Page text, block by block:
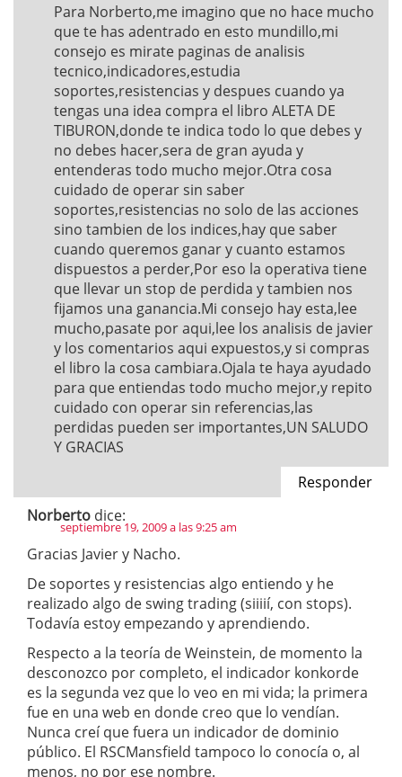
Para Norberto,me imagino que no hace mucho
que te has adentrado en esto mundillo,mi
consejo es mirate paginas de analisis
tecnico,indicadores,estudia
soportes,resistencias y despues cuando ya
tengas una idea compra el libro ALETA DE
TIBURON,donde te indica todo lo que debes y
no debes hacer,sera de gran ayuda y
entenderas todo mucho mejor.Otra cosa
cuidado de operar sin saber
soportes,resistencias no solo de las acciones
sino tambien de los indices,hay que saber
cuando queremos ganar y cuanto estamos
dispuestos a perder,Por eso la operativa tiene
que llevar un stop de perdida y tambien nos
fijamos una ganancia.Mi consejo hay esta,lee
mucho,pasate por aqui,lee los analisis de javier
y los comentarios aqui expuestos,y si compras
el libro la cosa cambiara.Ojala te haya ayudado
para que entiendas todo mucho mejor,y repito
cuidado con operar sin referencias,las
perdidas pueden ser importantes,UN SALUDO
Y GRACIAS
Responder
Norberto dice:
septiembre 19, 2009 a las 9:25 am
Gracias Javier y Nacho.
De soportes y resistencias algo entiendo y he
realizado algo de swing trading (siiiií, con stops).
Todavía estoy empezando y aprendiendo.
Respecto a la teoría de Weinstein, de momento la
desconozco por completo, el indicador konkorde
es la segunda vez que lo veo en mi vida; la primera
fue en una web en donde creo que lo vendían.
Nunca creí que fuera un indicador de dominio
público. El RSCMansfield tampoco lo conocía o, al
menos, no por ese nombre.